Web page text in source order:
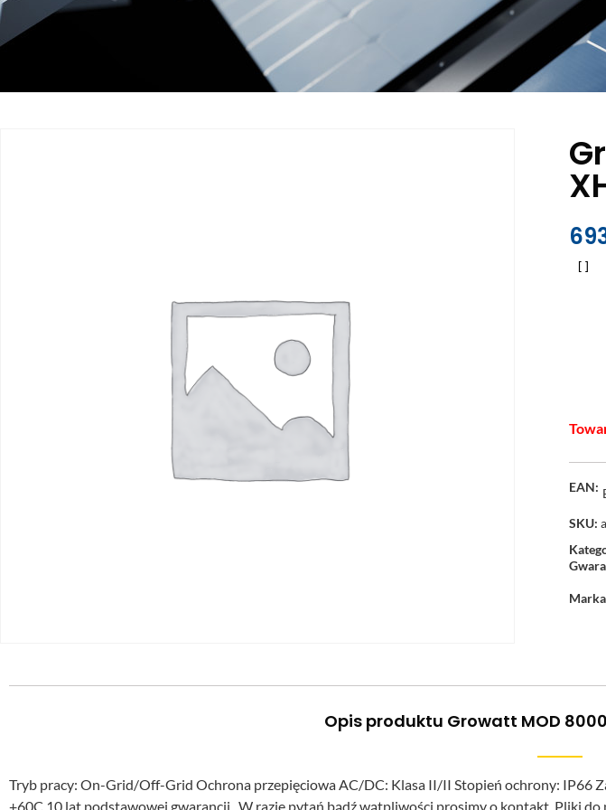
EAN:
SKU:
Opis produktu Growatt MOD
Tryb pracy: On-Grid/Off-Grid Ochrona przepięciowa AC/DC: Klasa II/II Stopień ochrony: IP66
+60C 10 lat podstawowej gwarancji W razie pytań bądź wątpliwości prosimy o kontakt. Pliki do